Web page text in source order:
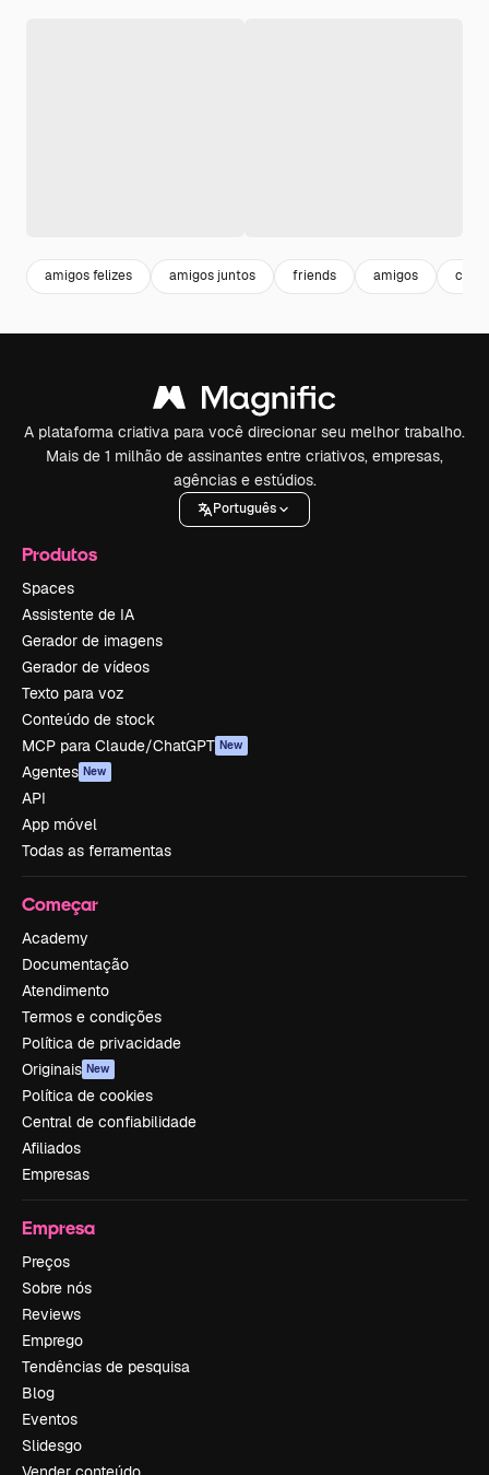
amigos felizes amigos juntos friends amigos
A plataforma criativa para você direcionar seu melhor trabalho.
Mais de 1 milhão de assinantes entre criativos, empresas,
agências e estúdios.
Português
Produtos
Spaces
Assistente de IA
Gerador de imagens
Gerador de vídeos
Texto para voz
Conteúdo de stock
MCP para Claude/ChatGPT New
Agentes New
API
App móvel
Todas as ferramentas
Começar
Academy
Documentação
Atendimento
Termos e condições
Política de privacidade
Originais New
Política de cookies
Central de confiabilidade
Afiliados
Empresas
Empresa
Preços
Sobre nós
Reviews
Emprego
Tendências de pesquisa
Blog
Eventos
Slidesgo